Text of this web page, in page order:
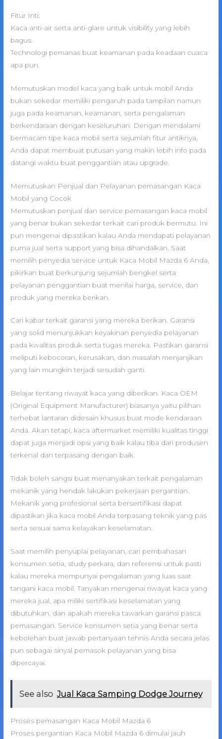
Fitur Inti:
Kaca anti-air serta anti-glare untuk visibility yang lebih
bagus.
Technologi pemanas buat keamanan pada keadaan cuaca
apa pun.
Memutuskan model kaca yang baik untuk mobil Anda
bukan sekedar memiliki pengaruh pada tampilan namun
juga pada keamanan, keamanan, serta pengalaman
berkendaraan dengan keseluruhan. Dengan mendalami
bermacam tipe kaca mobil serta sejumlah fitur antiknya,
Anda dapat membuat putusan yang makin lebih info pada
datangi waktu buat penggantian atau upgrade.
Memutuskan Penjual dan Pelayanan pemasangan Kaca
Mobil yang Cocok
Memutuskan penjual dan service pemasangan kaca mobil
yang benar bukan sekedar terkait cari produk bermutu. Ini
pun mengenai dipastikan kalau Anda mendapati pelayanan
purna jual serta support yang bisa dihandalkan. Saat
memilih penyedia service untuk Kaca Mobil Mazda 6 Anda,
pikirkan buat berkunjung sejumlah bengkel serta
pelayanan penggantian buat menilai harga, service, dan
produk yang mereka berikan.
Cari kabar terkait garansi yang mereka berikan. Garansi
yang solid menunjukkan keyakinan penyedia pelayanan
pada kwalitas produk serta tugas mereka. Pastikan garansi
meliputi kebocoran, kerusakan, dan masalah menjanjikan
yang lain mungkin terjadi sesudah ganti.
Belajar tentang riwayat kaca yang diberikan. Kaca OEM
(Original Equipment Manufacturer) biasanya yaitu pilihan
terhebat lantaran didesain khusus buat mode kendaraan
Anda. Akan tetapi, kaca aftermarket memiliki kualitas tinggi
dapat juga menjadi opsi yang baik kalau tiba dari produsen
terkenal dan terpasang dengan baik.
Tidak boleh sangsi buat menanyakan terkait pengalaman
mekanik yang hendak lakukan pekerjaan pergantian.
Mekanik yang profesional serta bersertifikasi dapat
dipastikan jika kaca mobil Anda terpasang teknik yang pas
serta sesuai sama kelayakan keselamatan.
Saat memilih penyuplai pelayanan, cari pembahasan
konsumen setia, study perkara, dan referensi untuk pasti
kalau mereka mempunyai pengalaman yang luas saat
tangani kaca mobil. Tanyakan mengenai riwayat kaca yang
mereka jual, apa miliki sertifikasi keselamatan yang
dibutuhkan, dan apakah mereka tawarkan garansi pasca
pemasangan. Service konsumen setia yang benar serta
kebolehan buat jawab pertanyaan tehnis Anda secara jelas
pun sebagai sinyal pemasok pelayanan yang bisa
dipercayai.
See also Jual Kaca Samping Dodge Journey
Proses pemasangan Kaca Mobil Mazda 6
Proses pergantian Kaca Mobil Mazda 6 dimulai jauh